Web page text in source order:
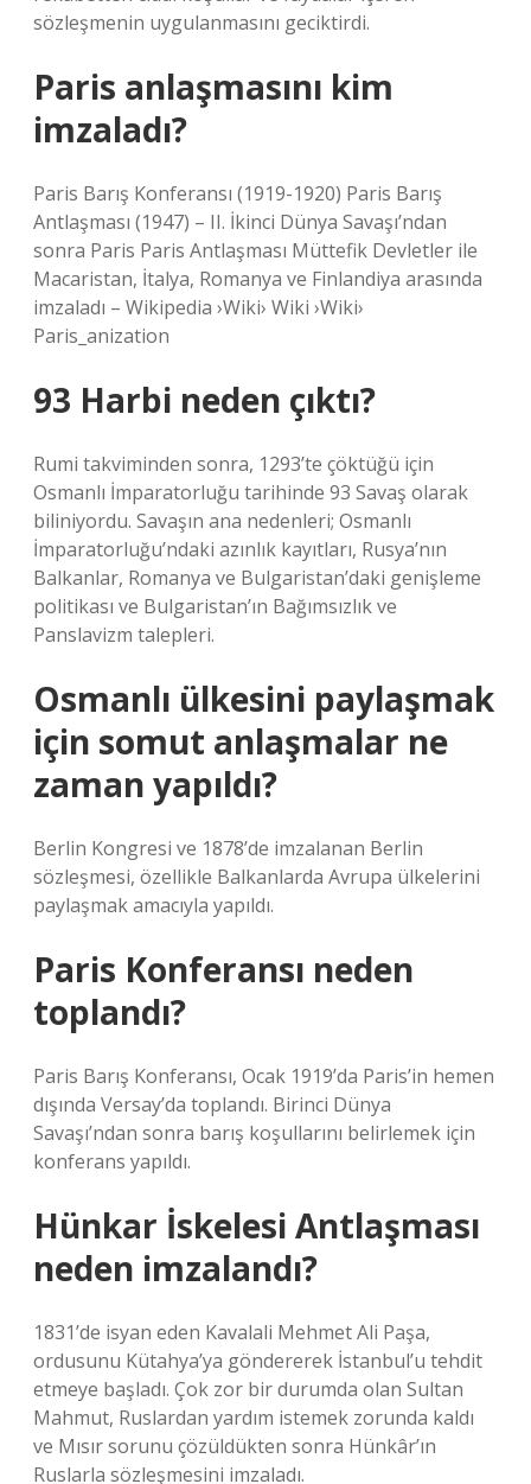
sözleşmenin uygulanmasını geciktirdi.
Paris anlaşmasını kim
imzaladı?
Paris Barış Konferansı (1919-1920) Paris Barış
Antlaşması (1947) – II. İkinci Dünya Savaşı’ndan
sonra Paris Paris Antlaşması Müttefik Devletler ile
Macaristan, İtalya, Romanya ve Finlandiya arasında
imzaladı – Wikipedia ›Wiki› Wiki ›Wiki›
Paris_anization
93 Harbi neden çıktı?
Rumi takviminden sonra, 1293’te çöktüğü için
Osmanlı İmparatorluğu tarihinde 93 Savaş olarak
biliniyordu. Savaşın ana nedenleri; Osmanlı
İmparatorluğu’ndaki azınlık kayıtları, Rusya’nın
Balkanlar, Romanya ve Bulgaristan’daki genişleme
politikası ve Bulgaristan’ın Bağımsızlık ve
Panslavizm talepleri.
Osmanlı ülkesini paylaşmak
için somut anlaşmalar ne
zaman yapıldı?
Berlin Kongresi ve 1878’de imzalanan Berlin
sözleşmesi, özellikle Balkanlarda Avrupa ülkelerini
paylaşmak amacıyla yapıldı.
Paris Konferansı neden
toplandı?
Paris Barış Konferansı, Ocak 1919’da Paris’in hemen
dışında Versay’da toplandı. Birinci Dünya
Savaşı’ndan sonra barış koşullarını belirlemek için
konferans yapıldı.
Hünkar İskelesi Antlaşması
neden imzalandı?
1831’de isyan eden Kavalali Mehmet Ali Paşa,
ordusunu Kütahya’ya göndererek İstanbul’u tehdit
etmeye başladı. Çok zor bir durumda olan Sultan
Mahmut, Ruslardan yardım istemek zorunda kaldı
ve Mısır sorunu çözüldükten sonra Hünkâr’ın
Ruslarla sözleşmesini imzaladı.